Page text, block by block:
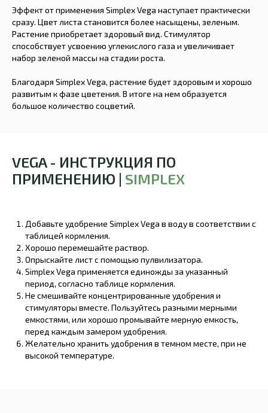
Эффект от применения Simplex Vega наступает практически
сразу. Цвет листа становится более насыщены, зеленым.
Растение приобретает здоровый вид. Стимулятор
способствует усвоению углекислого газа и увеличивает
набор зеленой массы на стадии роста.
Благодаря Simplex Vega, растение будет здоровым и хорошо
развитым к фазе цветения. В итоге на нем образуется
большое количество соцветий.
VEGA - ИНСТРУКЦИЯ ПО
ПРИМЕНЕНИЮ | SIMPLEX
Добавьте удобрение Simplex Vega в воду в соответствии с
таблицей кормления.
Хорошо перемешайте раствор.
Опрыскайте лист с помощью пулвилизатора.
Simplex Vega применяется единожды за указанный
период, согласно таблице кормления.
Не смешивайте концентрированные удобрения и
стимуляторы вместе. Пользуйтесь разными мерными
емкостями, или хорошо промывайте мерную емкость,
перед каждым замером удобрения.
Желательно хранить удобрения в темном месте, при не
высокой температуре.